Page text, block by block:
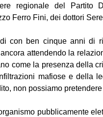
regionale del Partito
Ferro Fini, dei dottori
con ben cinque anni
attendendo la
come la presenza della
mafiose e della
non possiamo
pubblicamente